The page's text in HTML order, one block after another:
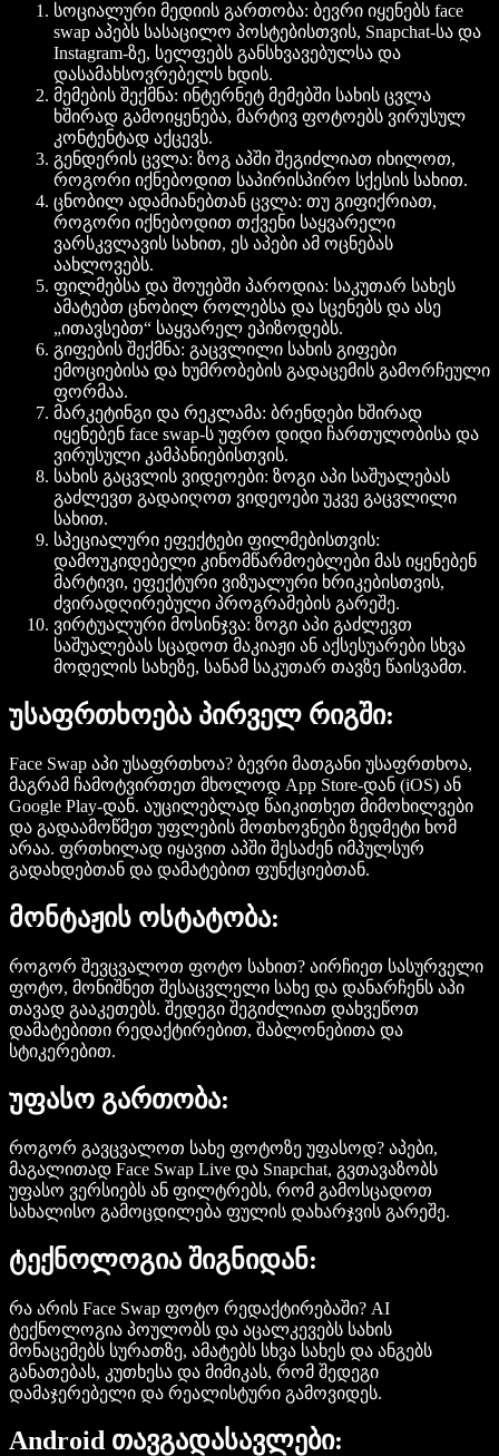
სოციალური მედიის გართობა: ბევრი იყენებს face
swap აპებს სასაცილო პოსტებისთვის, Snapchat-სა და
Instagram-ზე, სელფებს განსხვავებულსა და
დასამახსოვრებელს ხდის.
მემების შექმნა: ინტერნეტ მემებში სახის ცვლა
ხშირად გამოიყენება, მარტივ ფოტოებს ვირუსულ
კონტენტად აქცევს.
გენდერის ცვლა: ზოგ აპში შეგიძლიათ იხილოთ,
როგორი იქნებოდით საპირისპირო სქესის სახით.
ცნობილ ადამიანებთან ცვლა: თუ გიფიქრიათ,
როგორი იქნებოდით თქვენი საყვარელი
ვარსკვლავის სახით, ეს აპები ამ ოცნებას
აახლოვებს.
ფილმებსა და შოუებში პაროდია: საკუთარ სახეს
ამატებთ ცნობილ როლებსა და სცენებს და ასე
„ითავსებთ“ საყვარელ ეპიზოდებს.
გიფების შექმნა: გაცვლილი სახის გიფები
ემოციებისა და ხუმრობების გადაცემის გამორჩეული
ფორმაა.
მარკეტინგი და რეკლამა: ბრენდები ხშირად
იყენებენ face swap-ს უფრო დიდი ჩართულობისა და
ვირუსული კამპანიებისთვის.
სახის გაცვლის ვიდეოები: ზოგი აპი საშუალებას
გაძლევთ გადაიღოთ ვიდეოები უკვე გაცვლილი
სახით.
სპეციალური ეფექტები ფილმებისთვის:
დამოუკიდებელი კინომწარმოებლები მას იყენებენ
მარტივი, ეფექტური ვიზუალური ხრიკებისთვის,
ძვირადღირებული პროგრამების გარეშე.
ვირტუალური მოსინჯვა: ზოგი აპი გაძლევთ
საშუალებას სცადოთ მაკიაჟი ან აქსესუარები სხვა
მოდელის სახეზე, სანამ საკუთარ თავზე წაისვამთ.
უსაფრთხოება პირველ რიგში:
Face Swap აპი უსაფრთხოა? ბევრი მათგანი უსაფრთხოა,
მაგრამ ჩამოტვირთეთ მხოლოდ App Store-დან (iOS) ან
Google Play-დან. აუცილებლად წაიკითხეთ მიმოხილვები
და გადაამოწმეთ უფლების მოთხოვნები ზედმეტი ხომ
არაა. ფრთხილად იყავით აპში შესაძენ იმპულსურ
გადახდებთან და დამატებით ფუნქციებთან.
მონტაჟის ოსტატობა:
როგორ შევცვალოთ ფოტო სახით? აირჩიეთ სასურველი
ფოტო, მონიშნეთ შესაცვლელი სახე და დანარჩენს აპი
თავად გააკეთებს. შედეგი შეგიძლიათ დახვეწოთ
დამატებითი რედაქტირებით, შაბლონებითა და
სტიკერებით.
უფასო გართობა:
როგორ გავცვალოთ სახე ფოტოზე უფასოდ? აპები,
მაგალითად Face Swap Live და Snapchat, გვთავაზობს
უფასო ვერსიებს ან ფილტრებს, რომ გამოსცადოთ
სახალისო გამოცდილება ფულის დახარჯვის გარეშე.
ტექნოლოგია შიგნიდან:
რა არის Face Swap ფოტო რედაქტირებაში? AI
ტექნოლოგია პოულობს და აცალკევებს სახის
მონაცემებს სურათზე, ამატებს სხვა სახეს და ანგებს
განათებას, კუთხესა და მიმიკას, რომ შედეგი
დამაჯერებელი და რეალისტური გამოვიდეს.
Android თავგადასავლები: